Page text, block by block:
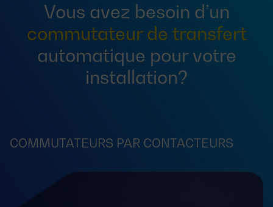
Vous avez besoin d’un
commutateur de transfert
automatique pour votre
installation?
COMMUTATEURS PAR CONTACTEURS